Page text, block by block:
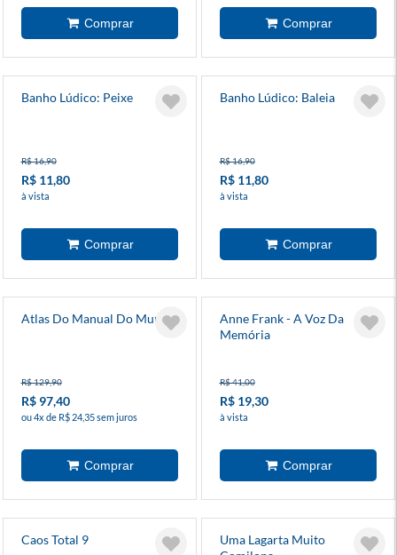
Banho Lúdico: Peixe
R$ 16,90
R$ 11,80
à vista
Banho Lúdico: Baleia
R$ 16,90
R$ 11,80
à vista
Atlas Do Manual Do Mundo
R$ 129,90
R$ 97,40
ou 4x de R$ 24,35 sem juros
Anne Frank - A Voz Da
Memória
R$ 41,00
R$ 19,30
à vista
Caos Total 9
Uma Lagarta Muito